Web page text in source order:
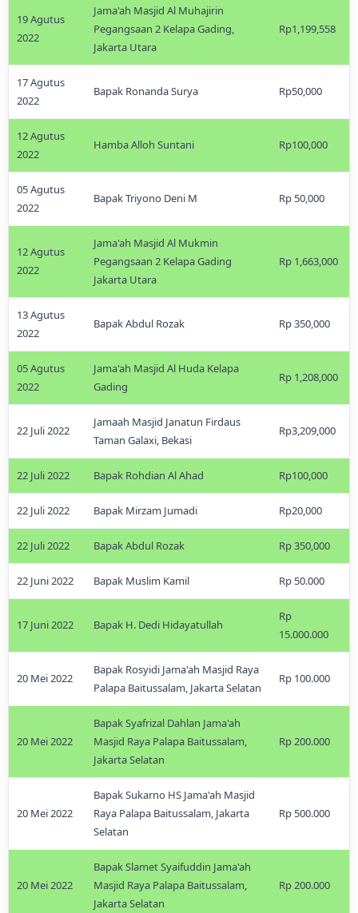
19 Agutus
2022
Jama'ah Masjid Al Muhajirin
Pegangsaan 2 Kelapa Gading,
Jakarta Utara
Rp1,199,558
17 Agutus
2022
Bapak Ronanda Surya Rp50,000
12 Agutus
2022
Hamba Alloh Suntani Rp100,000
05 Agutus
2022
Bapak Triyono Deni M Rp 50,000
12 Agutus
2022
Jama'ah Masjid Al Mukmin
Pegangsaan 2 Kelapa Gading
Jakarta Utara
Rp 1,663,000
13 Agutus
2022
Bapak Abdul Rozak Rp 350,000
05 Agutus
2022
Jama'ah Masjid Al Huda Kelapa
Gading
Rp 1,208,000
22 Juli 2022
Jamaah Masjid Janatun Firdaus
Taman Galaxi, Bekasi
Rp3,209,000
22 Juli 2022 Bapak Rohdian Al Ahad Rp100,000
22 Juli 2022 Bapak Mirzam Jumadi Rp20,000
22 Juli 2022 Bapak Abdul Rozak Rp 350,000
22 Juni 2022 Bapak Muslim Kamil Rp 50.000
17 Juni 2022 Bapak H. Dedi Hidayatullah
Rp
15.000.000
20 Mei 2022
Bapak Rosyidi Jama'ah Masjid Raya
Palapa Baitussalam, Jakarta Selatan
Rp 100.000
20 Mei 2022
Bapak Syafrizal Dahlan Jama'ah
Masjid Raya Palapa Baitussalam,
Jakarta Selatan
Rp 200.000
20 Mei 2022
Bapak Sukarno HS Jama'ah Masjid
Raya Palapa Baitussalam, Jakarta
Selatan
Rp 500.000
20 Mei 2022
Bapak Slamet Syaifuddin Jama'ah
Masjid Raya Palapa Baitussalam,
Jakarta Selatan
Rp 200.000